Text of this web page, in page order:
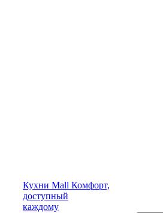
Кухни Mall Комфорт,
доступный
каждому